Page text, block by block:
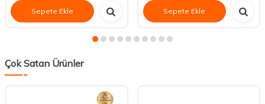
Sepete Ekle Sepete Ekle
Çok Satan Ürünler